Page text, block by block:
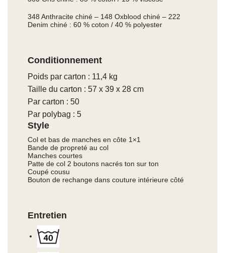
348 Anthracite chiné – 148 Oxblood chiné – 222
Denim chiné : 60 % coton / 40 % polyester
Conditionnement
Poids par carton : 11,4 kg
Taille du carton : 57 x 39 x 28 cm
Par carton : 50
Par polybag : 5
Style
Col et bas de manches en côte 1×1
Bande de propreté au col
Manches courtes
Patte de col 2 boutons nacrés ton sur ton
Coupé cousu
Bouton de rechange dans couture intérieure côté
Entretien